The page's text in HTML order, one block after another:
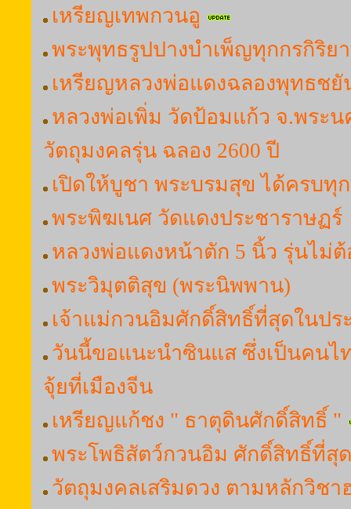
เหรียญเทพกวนอู
พระพุทธรูปปางบำเพ็ญทุกกรกิริย
เหรียญหลวงพ่อแดงฉลองพุทธชยั
หลวงพ่อเพิ่ม วัดป้อมแก้ว จ.พระน
วัตถุมงคลรุ่น ฉลอง 2600 ปี
เปิดให้บูชา พระบรมสุข ได้ครบทุ
พระพิฆเนศ วัดแดงประชาราษฏร์
หลวงพ่อแดงหน้าตัก 5 นิ้ว รุ่นไม่ต้
พระวิมุตติสุข (พระนิพพาน)
เจ้าแม่กวนอิมศักดิ์สิทธิ์ที่สุดในปร
วันนี้ขอแนะนำซินแส ซึ่งเป็นคนไ
จุ้ยที่เมืองจีน
เหรียญแก้ชง " ธาตุดินศักดิ์สิทธิ์ "
พระโพธิสัตว์กวนอิม ศักดิ์สิทธิ์ที่สุ
วัตถุมงคลเสริมดวง ตามหลักวิชา